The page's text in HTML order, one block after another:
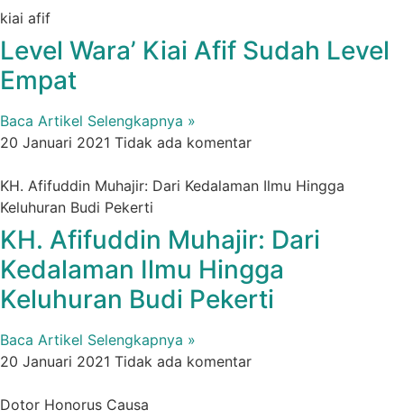
kiai afif
Level Wara’ Kiai Afif Sudah Level
Empat
Baca Artikel Selengkapnya »
20 Januari 2021 Tidak ada komentar
KH. Afifuddin Muhajir: Dari Kedalaman Ilmu Hingga
Keluhuran Budi Pekerti
KH. Afifuddin Muhajir: Dari
Kedalaman Ilmu Hingga
Keluhuran Budi Pekerti
Baca Artikel Selengkapnya »
20 Januari 2021 Tidak ada komentar
Dotor Honorus Causa